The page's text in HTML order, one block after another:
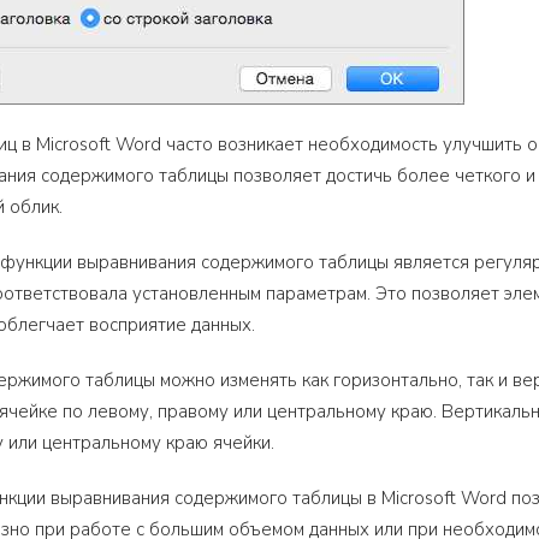
в Microsoft Word часто возникает необходимость улучшить
содержимого таблицы позволяет достичь более четкого
облик.
выравнивания содержимого таблицы является
установленным параметрам. Это позволяет
восприятие данных.
таблицы можно изменять как горизонтально, так и
по левому, правому или центральному краю.
центральному краю ячейки.
выравнивания содержимого таблицы в Microsoft Word
при работе с большим объемом данных или при